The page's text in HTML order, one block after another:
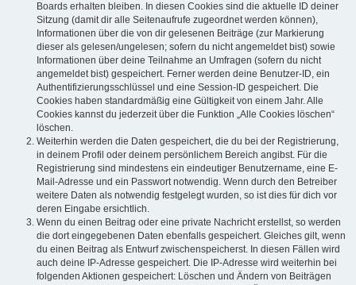
Boards erhalten bleiben. In diesen Cookies sind die aktuelle ID deiner
Sitzung (damit dir alle Seitenaufrufe zugeordnet werden können),
Informationen über die von dir gelesenen Beiträge (zur Markierung
dieser als gelesen/ungelesen; sofern du nicht angemeldet bist) sowie
Informationen über deine Teilnahme an Umfragen (sofern du nicht
angemeldet bist) gespeichert. Ferner werden deine Benutzer-ID, ein
Authentifizierungsschlüssel und eine Session-ID gespeichert. Die
Cookies haben standardmäßig eine Gültigkeit von einem Jahr. Alle
Cookies kannst du jederzeit über die Funktion „Alle Cookies löschen“
löschen.
Weiterhin werden die Daten gespeichert, die du bei der Registrierung,
in deinem Profil oder deinem persönlichem Bereich angibst. Für die
Registrierung sind mindestens ein eindeutiger Benutzername, eine E-
Mail-Adresse und ein Passwort notwendig. Wenn durch den Betreiber
weitere Daten als notwendig festgelegt wurden, so ist dies für dich vor
deren Eingabe ersichtlich.
Wenn du einen Beitrag oder eine private Nachricht erstellst, so werden
die dort eingegebenen Daten ebenfalls gespeichert. Gleiches gilt, wenn
du einen Beitrag als Entwurf zwischenspeicherst. In diesen Fällen wird
auch deine IP-Adresse gespeichert. Die IP-Adresse wird weiterhin bei
folgenden Aktionen gespeichert: Löschen und Ändern von Beiträgen